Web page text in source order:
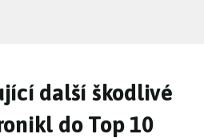
další škodlivé
do Top 10